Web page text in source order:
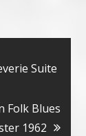
Suite
Folk Blues
1962